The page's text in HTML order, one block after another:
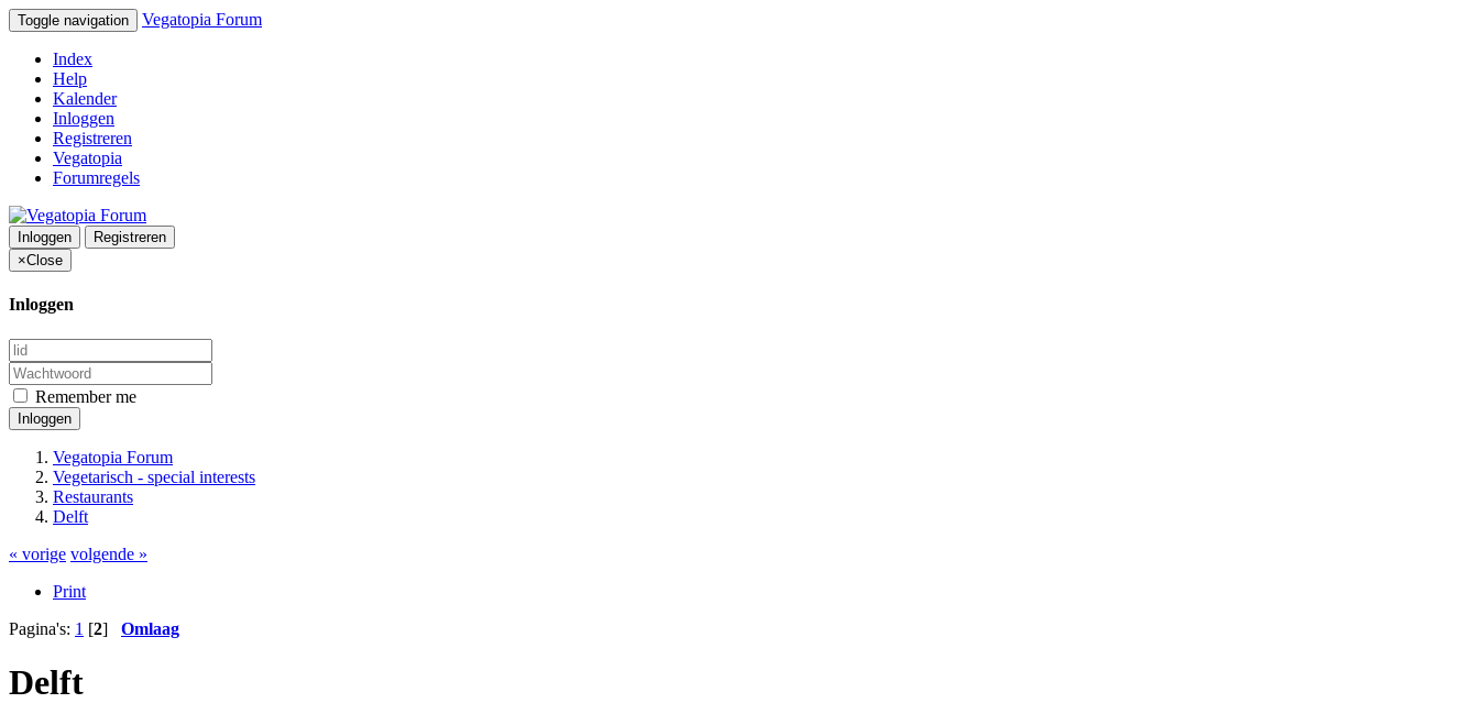
Toggle navigation Vegatopia Forum
Index
Help
Kalender
Inloggen
Registreren
Vegatopia
Forumregels
Inloggen
Registreren
×Close
Inloggen
Remember me
Inloggen
Vegatopia Forum
Vegetarisch - special interests
Restaurants
Delft
« vorige volgende »
Print
Pagina's: 1 [2] Omlaag
Delft